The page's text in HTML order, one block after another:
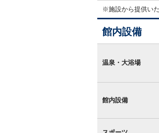
※施設から提供い
館内設備
設温泉・大浴場
館内設備